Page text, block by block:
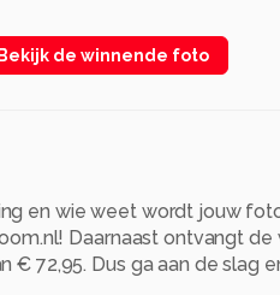
Bekijk de winnende foto
en wie weet wordt jouw
Daarnaast ontvangt de
72,95. Dus ga aan de slag